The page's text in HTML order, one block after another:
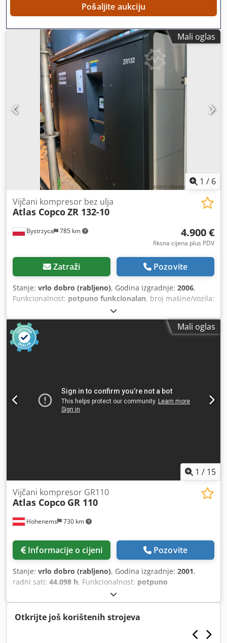
Pošaljite aukciju
Mali oglas
1 / 6
Bystrzyca 785 km
Vijčani kompresor bez ulja
Atlas CopcoZR 132-10
4.900 €
fiksna cijena plus PDV
Zatraži Pozovite
Stanje: vrlo dobro (rabljeno), Godina izgradnje: 2006,
Funkcionalnost: potpuno funkcionalan, broj mašine/vozila:
Mali oglas
1 / 15
Hohenems 730 km
Vijčani kompresor GR110
Atlas Copco GR 110
Informacije o cijeni Pozovite
Stanje: vrlo dobro (rabljeno), Godina izgradnje: 2001,
radni sati: 44.098 h, Funkcionalnost: potpuno
Otkrijte još korištenih strojeva